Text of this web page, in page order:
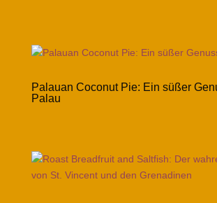
Palauan Coconut Pie: Ein süßer
Palau